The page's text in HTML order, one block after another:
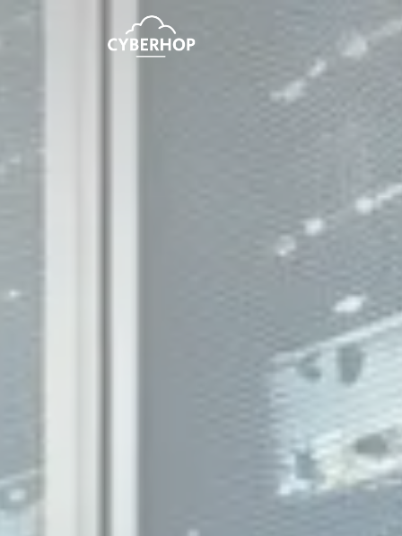
Panneau de gestion des cookies